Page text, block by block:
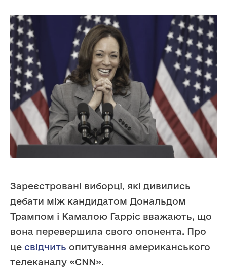
Зареєстровані виборці, які дивились
дебати між кандидатом Дональдом
Трампом і Камалою Гарріс вважають, що
вона перевершила свого опонента. Про
це свідчить опитування американського
телеканалу «CNN».